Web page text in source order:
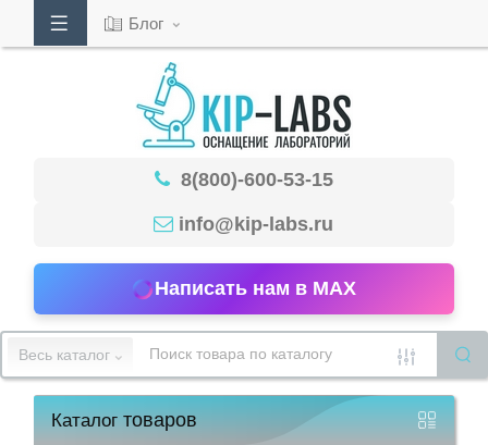
53-
15
Блог
8(800)-600-53-15
info@kip-labs.ru
Написать нам в MAX
Весь каталог
Каталогтоваров